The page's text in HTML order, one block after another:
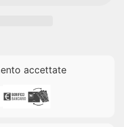
accettate